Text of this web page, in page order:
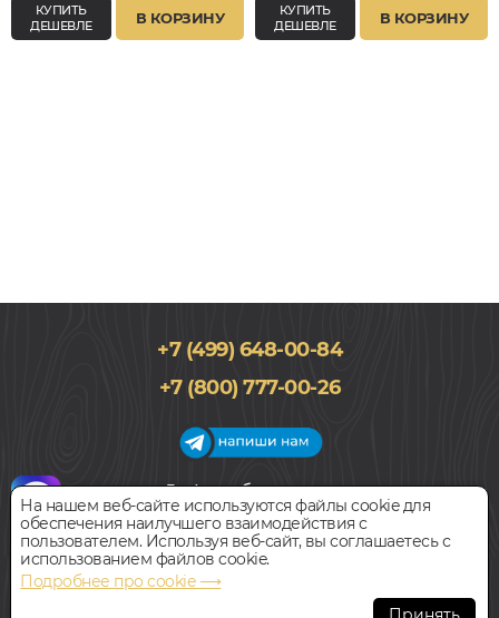
КУПИТЬ
ДЕШЕВЛЕ
В КОРЗИНУ
КУПИТЬ
ДЕШЕВЛЕ
В КОРЗИНУ
+7 (499) 648-00-84
+7 (800) 777-00-26
График работы салона
Пн-Вс с 09:00 до 21:00
Наш адрес:127018, г. Москва,
ул.Складочная, д.1, строение 9
Всегда свободная парковка
На нашем веб-сайте используются файлы cookie для
обеспечения наилучшего взаимодействия с
пользователем. Используя веб-сайт, вы соглашаетесь с
использованием файлов cookie.
Подробнее про cookie ⟶